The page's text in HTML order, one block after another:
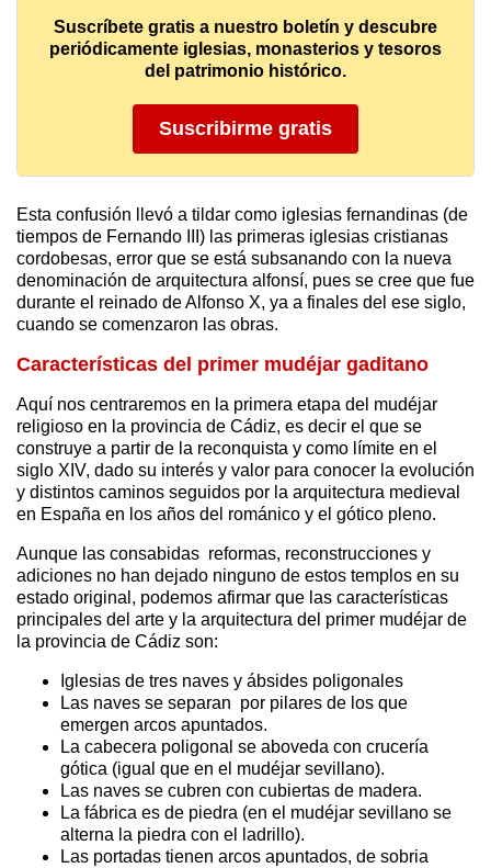
Suscríbete gratis a nuestro boletín y descubre
periódicamente iglesias, monasterios y tesoros
del patrimonio histórico.
Suscribirme gratis
Esta confusión llevó a tildar como iglesias fernandinas (de
tiempos de Fernando III) las primeras iglesias cristianas
cordobesas, error que se está subsanando con la nueva
denominación de arquitectura alfonsí, pues se cree que fue
durante el reinado de Alfonso X, ya a finales del ese siglo,
cuando se comenzaron las obras.
Características del primer mudéjar gaditano
Aquí nos centraremos en la primera etapa del mudéjar
religioso en la provincia de Cádiz, es decir el que se
construye a partir de la reconquista y como límite en el
siglo XIV, dado su interés y valor para conocer la evolución
y distintos caminos seguidos por la arquitectura medieval
en España en los años del románico y el gótico pleno.
Aunque las consabidas reformas, reconstrucciones y
adiciones no han dejado ninguno de estos templos en su
estado original, podemos afirmar que las características
principales del arte y la arquitectura del primer mudéjar de
la provincia de Cádiz son:
Iglesias de tres naves y ábsides poligonales
Las naves se separan por pilares de los que
emergen arcos apuntados.
La cabecera poligonal se aboveda con crucería
gótica (igual que en el mudéjar sevillano).
Las naves se cubren con cubiertas de madera.
La fábrica es de piedra (en el mudéjar sevillano se
alterna la piedra con el ladrillo).
Las portadas tienen arcos apuntados, de sobria